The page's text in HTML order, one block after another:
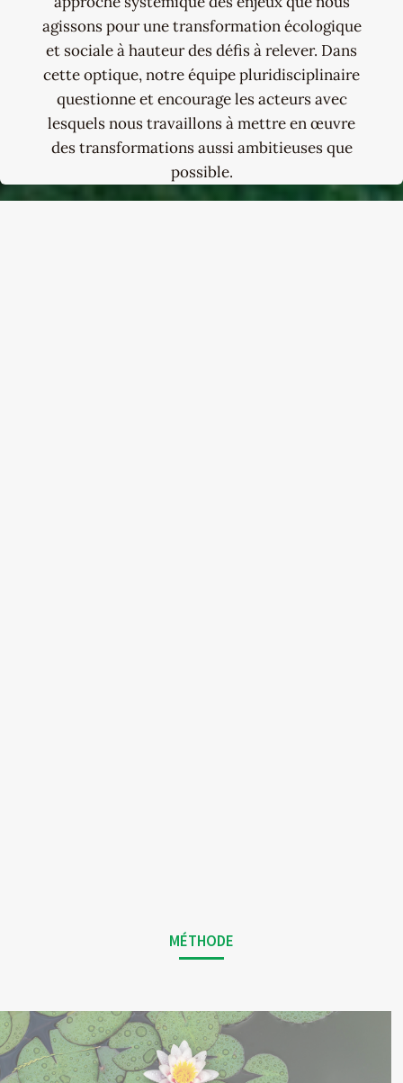
agissons pour une transformation écologique
et sociale à hauteur des défis à relever. Dans
cette optique, notre équipe pluridisciplinaire
questionne et encourage les acteurs avec
lesquels nous travaillons à mettre en œuvre
des transformations aussi ambitieuses que
possible.
MÉTHODE